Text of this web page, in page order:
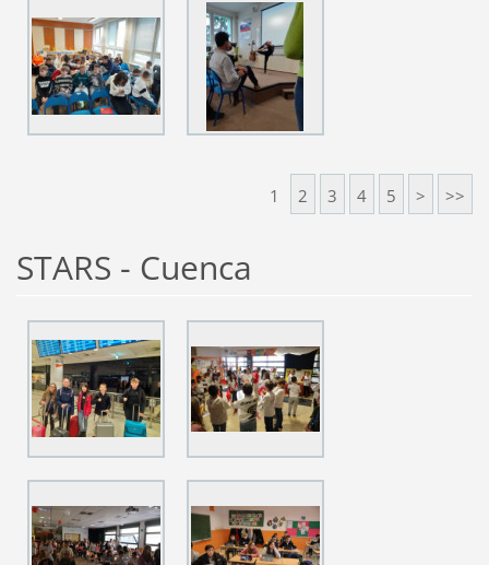
1 2 3 4 5 > >>
STARS - Cuenca